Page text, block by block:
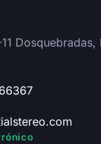
Dosquebradas,